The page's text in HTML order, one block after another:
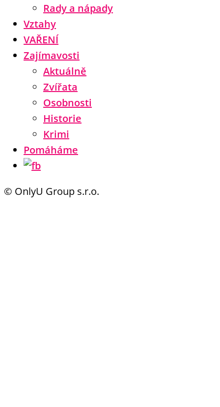
Rady a nápady
Vztahy
VAŘENÍ
Zajímavosti
Aktuálně
Zvířata
Osobnosti
Historie
Krimi
Pomáháme
© OnlyU Group s.r.o.